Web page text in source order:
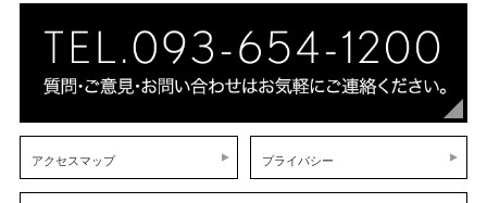
アクセスマップ プライバシー